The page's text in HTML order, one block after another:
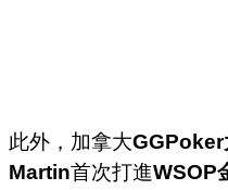
此外，加拿大GGPoker
Martin首次打進WSOP